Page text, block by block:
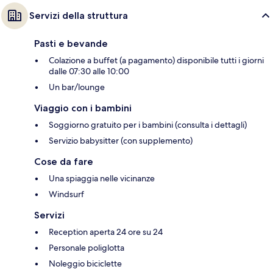
Servizi della struttura
Pasti e bevande
Colazione a buffet (a pagamento) disponibile tutti i giorni
dalle 07:30 alle 10:00
Un bar/lounge
Viaggio con i bambini
Soggiorno gratuito per i bambini (consulta i dettagli)
Servizio babysitter (con supplemento)
Cose da fare
Una spiaggia nelle vicinanze
Windsurf
Servizi
Reception aperta 24 ore su 24
Personale poliglotta
Noleggio biciclette